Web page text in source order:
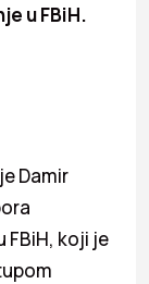
u FBiH.
Damir
FBiH, koji je